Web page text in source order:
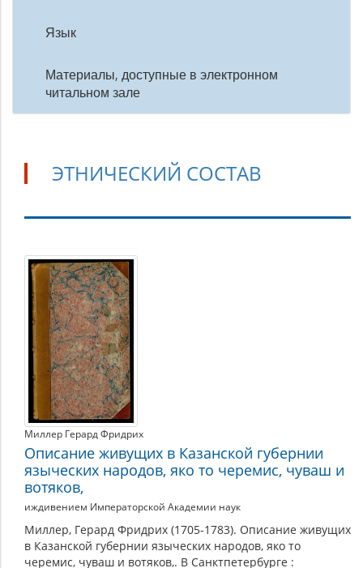
Язык
Материалы, доступные в электронном
читальном зале
ЭТНИЧЕСКИЙ СОСТАВ
Этнический
состав
Миллер Герард Фридрих
Описание живущих в Казанской губернии
языческих народов, яко то черемис, чуваш и
вотяков,
иждивением Императорской Академии наук
Миллер, Герард Фридрих (1705-1783). Описание живущих
в Казанской губернии языческих народов, яко то
черемис, чуваш и вотяков,. В Санктпетербурге :